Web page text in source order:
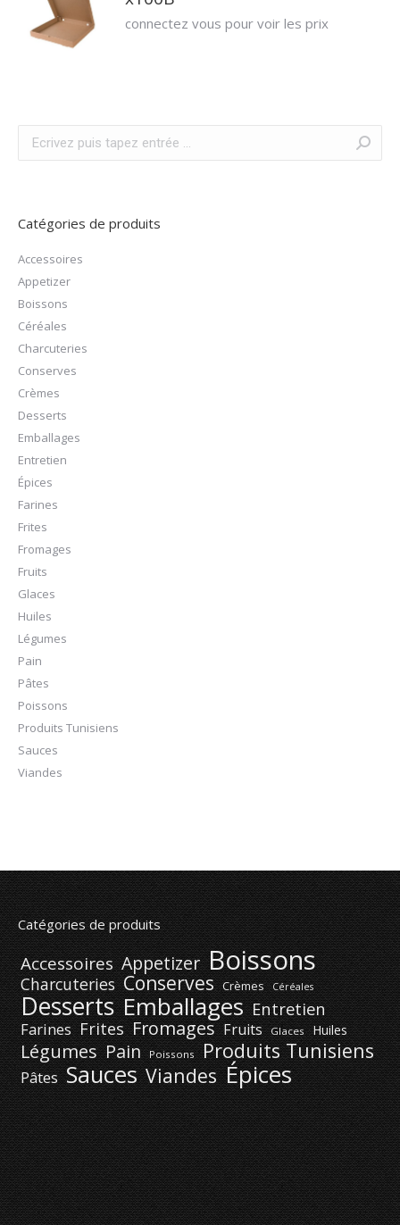
connectez vous pour voir les prix
Catégories de produits
Accessoires
Appetizer
Boissons
Céréales
Charcuteries
Conserves
Crèmes
Desserts
Emballages
Entretien
Épices
Farines
Frites
Fromages
Fruits
Glaces
Huiles
Légumes
Pain
Pâtes
Poissons
Produits Tunisiens
Sauces
Viandes
Catégories de produits
Accessoires Appetizer Boissons
Charcuteries Conserves Crèmes Céréales
Desserts Emballages Entretien
Farines Frites Fromages Fruits Glaces Huiles
Légumes Pain Poissons Produits Tunisiens
Pâtes Sauces Viandes Épices